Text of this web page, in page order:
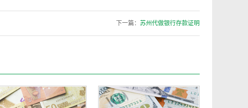
下一篇： 苏州代做银行存款证明